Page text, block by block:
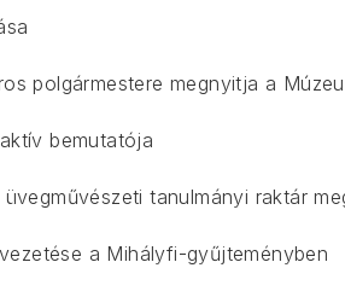
polgármestere megnyitja a
bemutatója
tanulmányi raktár
a Mihályfi-gyűjteményben